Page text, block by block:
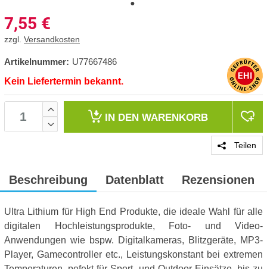
7,55 €
zzgl. Versandkosten
Artikelnummer: U77667486
Kein Liefertermin bekannt.
IN DEN WARENKORB
Teilen
Beschreibung Datenblatt Rezensionen
Ultra Lithium für High End Produkte, die ideale Wahl für alle
digitalen Hochleistungsprodukte, Foto- und Video-
Anwendungen wie bspw. Digitalkameras, Blitzgeräte, MP3-
Player, Gamecontroller etc., Leistungskonstant bei extremen